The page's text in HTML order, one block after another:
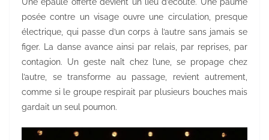
posée contre un visage ouvre une circulation, presque
électrique, qui passe d’un corps à l’autre sans jamais se
figer. La danse avance ainsi par relais, par reprises, par
contagion. Un geste naît chez l’une, se propage chez
l’autre, se transforme au passage, revient autrement,
comme si le groupe respirait par plusieurs bouches mais
gardait un seul poumon.